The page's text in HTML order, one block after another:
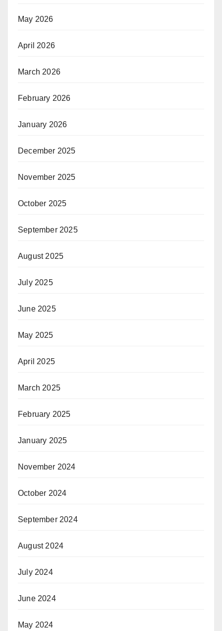
May 2026
April 2026
March 2026
February 2026
January 2026
December 2025
November 2025
October 2025
September 2025
August 2025
July 2025
June 2025
May 2025
April 2025
March 2025
February 2025
January 2025
November 2024
October 2024
September 2024
August 2024
July 2024
June 2024
May 2024